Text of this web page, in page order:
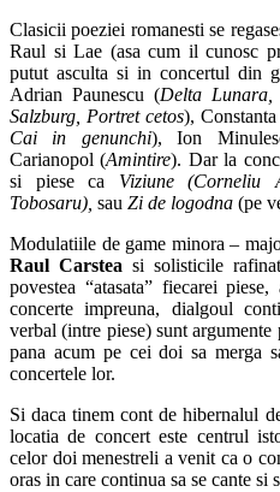
Clasicii poeziei romanesti se
Raul si Lae (asa cum il cunosc
putut asculta si in concertul din
Adrian Paunescu (Delta Lunara,
Salzburg, Portret cetos),
Cai in genunchi), Ion
Carianopol (Amintire). Dar la
si piese ca Viziune (Corneliu
Tobosaru), sau Zi de logodna (pe
Modulatiile de game minora –
Raul Carstea si solisticile
povestea “atasata” fiecarei
concerte impreuna, dialgoul
verbal (intre piese) sunt
pana acum pe cei doi sa merga
concertele lor.
Si daca tinem cont de hibernalul
locatia de concert este centrul
celor doi menestreli a venit ca o
oras in care continua sa se cante si